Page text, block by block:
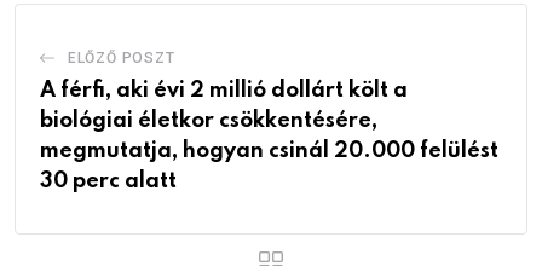
ELŐZŐ POSZT
A férfi, aki évi 2 millió dollárt költ a
biológiai életkor csökkentésére,
megmutatja, hogyan csinál 20.000 felülést
30 perc alatt